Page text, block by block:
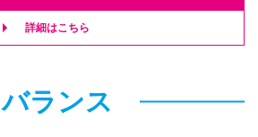
円
円
詳細はこちら
バランス